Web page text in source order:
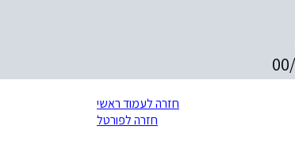
חזרה לעמוד ראשי
חזרה לפורטל